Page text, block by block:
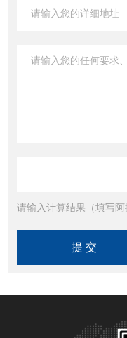
请输入计算结果（填写